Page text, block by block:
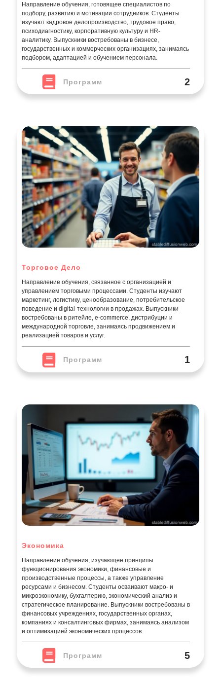
Направление обучения, готовящее специалистов по
подбору, развитию и мотивации сотрудников. Студенты
изучают кадровое делопроизводство, трудовое право,
психодиагностику, корпоративную культуру и HR-
аналитику. Выпускники востребованы в бизнесе,
государственных и коммерческих организациях, занимаясь
подбором, адаптацией и обучением персонала.
Программ 2
Торговое Дело
Направление обучения, связанное с организацией и
управлением торговыми процессами. Студенты изучают
маркетинг, логистику, ценообразование, потребительское
поведение и digital-технологии в продажах. Выпускники
востребованы в ритейле, e-commerce, дистрибуции и
международной торговле, занимаясь продвижением и
реализацией товаров и услуг.
Программ 1
Экономика
Направление обучения, изучающее принципы
функционирования экономики, финансовые и
производственные процессы, а также управление
ресурсами и бизнесом. Студенты осваивают макро- и
микроэкономику, бухгалтерию, экономический анализ и
стратегическое планирование. Выпускники востребованы в
финансовых учреждениях, государственных органах,
компаниях и консалтинговых фирмах, занимаясь анализом
и оптимизацией экономических процессов.
Программ 5